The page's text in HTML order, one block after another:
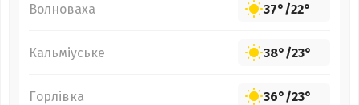
Волноваха 37°/22°
Кальміуське 38°/23°
Горлівка 36°/23°